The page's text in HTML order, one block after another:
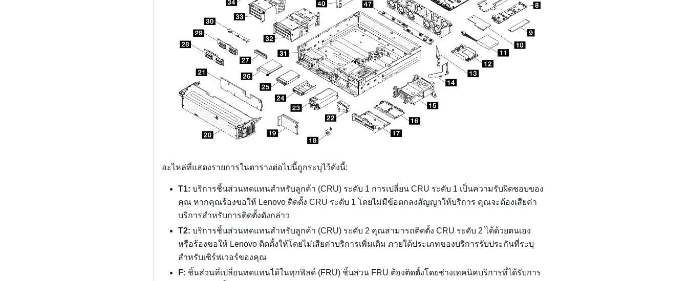
อะไหล่ที่แสดงรายการในตารางต่อไปนี้ถูกระบุไว้ดังนี้:
T1: บริการชิ้นส่วนทดแทนสำหรับลูกค้า (CRU) ระดับ 1 การเปลี่ยน CRU ระดับ 1 เป็นความรับผิดชอบของ
คุณ หากคุณร้องขอให้ Lenovo ติดตั้ง CRU ระดับ 1 โดยไม่มีข้อตกลงสัญญาให้บริการ คุณจะต้องเสียค่า
บริการสำหรับการติดตั้งดังกล่าว
T2: บริการชิ้นส่วนทดแทนสำหรับลูกค้า (CRU) ระดับ 2 คุณสามารถติดตั้ง CRU ระดับ 2 ได้ด้วยตนเอง
หรือร้องขอให้ Lenovo ติดตั้งให้โดยไม่เสียค่าบริการเพิ่มเติม ภายใต้ประเภทของบริการรับประกันที่ระบุ
สำหรับเซิร์ฟเวอร์ของคุณ
F: ชิ้นส่วนที่เปลี่ยนทดแทนได้ในทุกฟิลด์ (FRU) ชิ้นส่วน FRU ต้องติดตั้งโดยช่างเทคนิคบริการที่ได้รับการ